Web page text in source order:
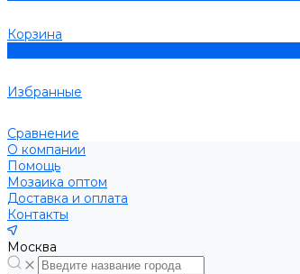
Корзина
Избранные
Сравнение
О компании
Помощь
Мозаика оптом
Доставка и оплата
Контакты
Москва